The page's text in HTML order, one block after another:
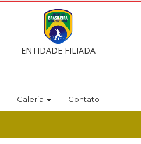
ENTIDADE FILIADA
Galeria Contato